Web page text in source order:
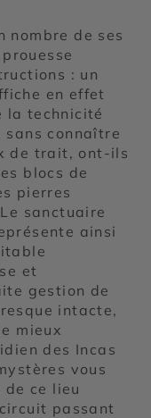
nombre de ses
: un
en effet
la technicité
sans connaître
de trait, ont-ils
blocs de
pierres
sanctuaire
ainsi
et
gestion de
intacte,
mieux
des Incas
vous
ce lieu
passant